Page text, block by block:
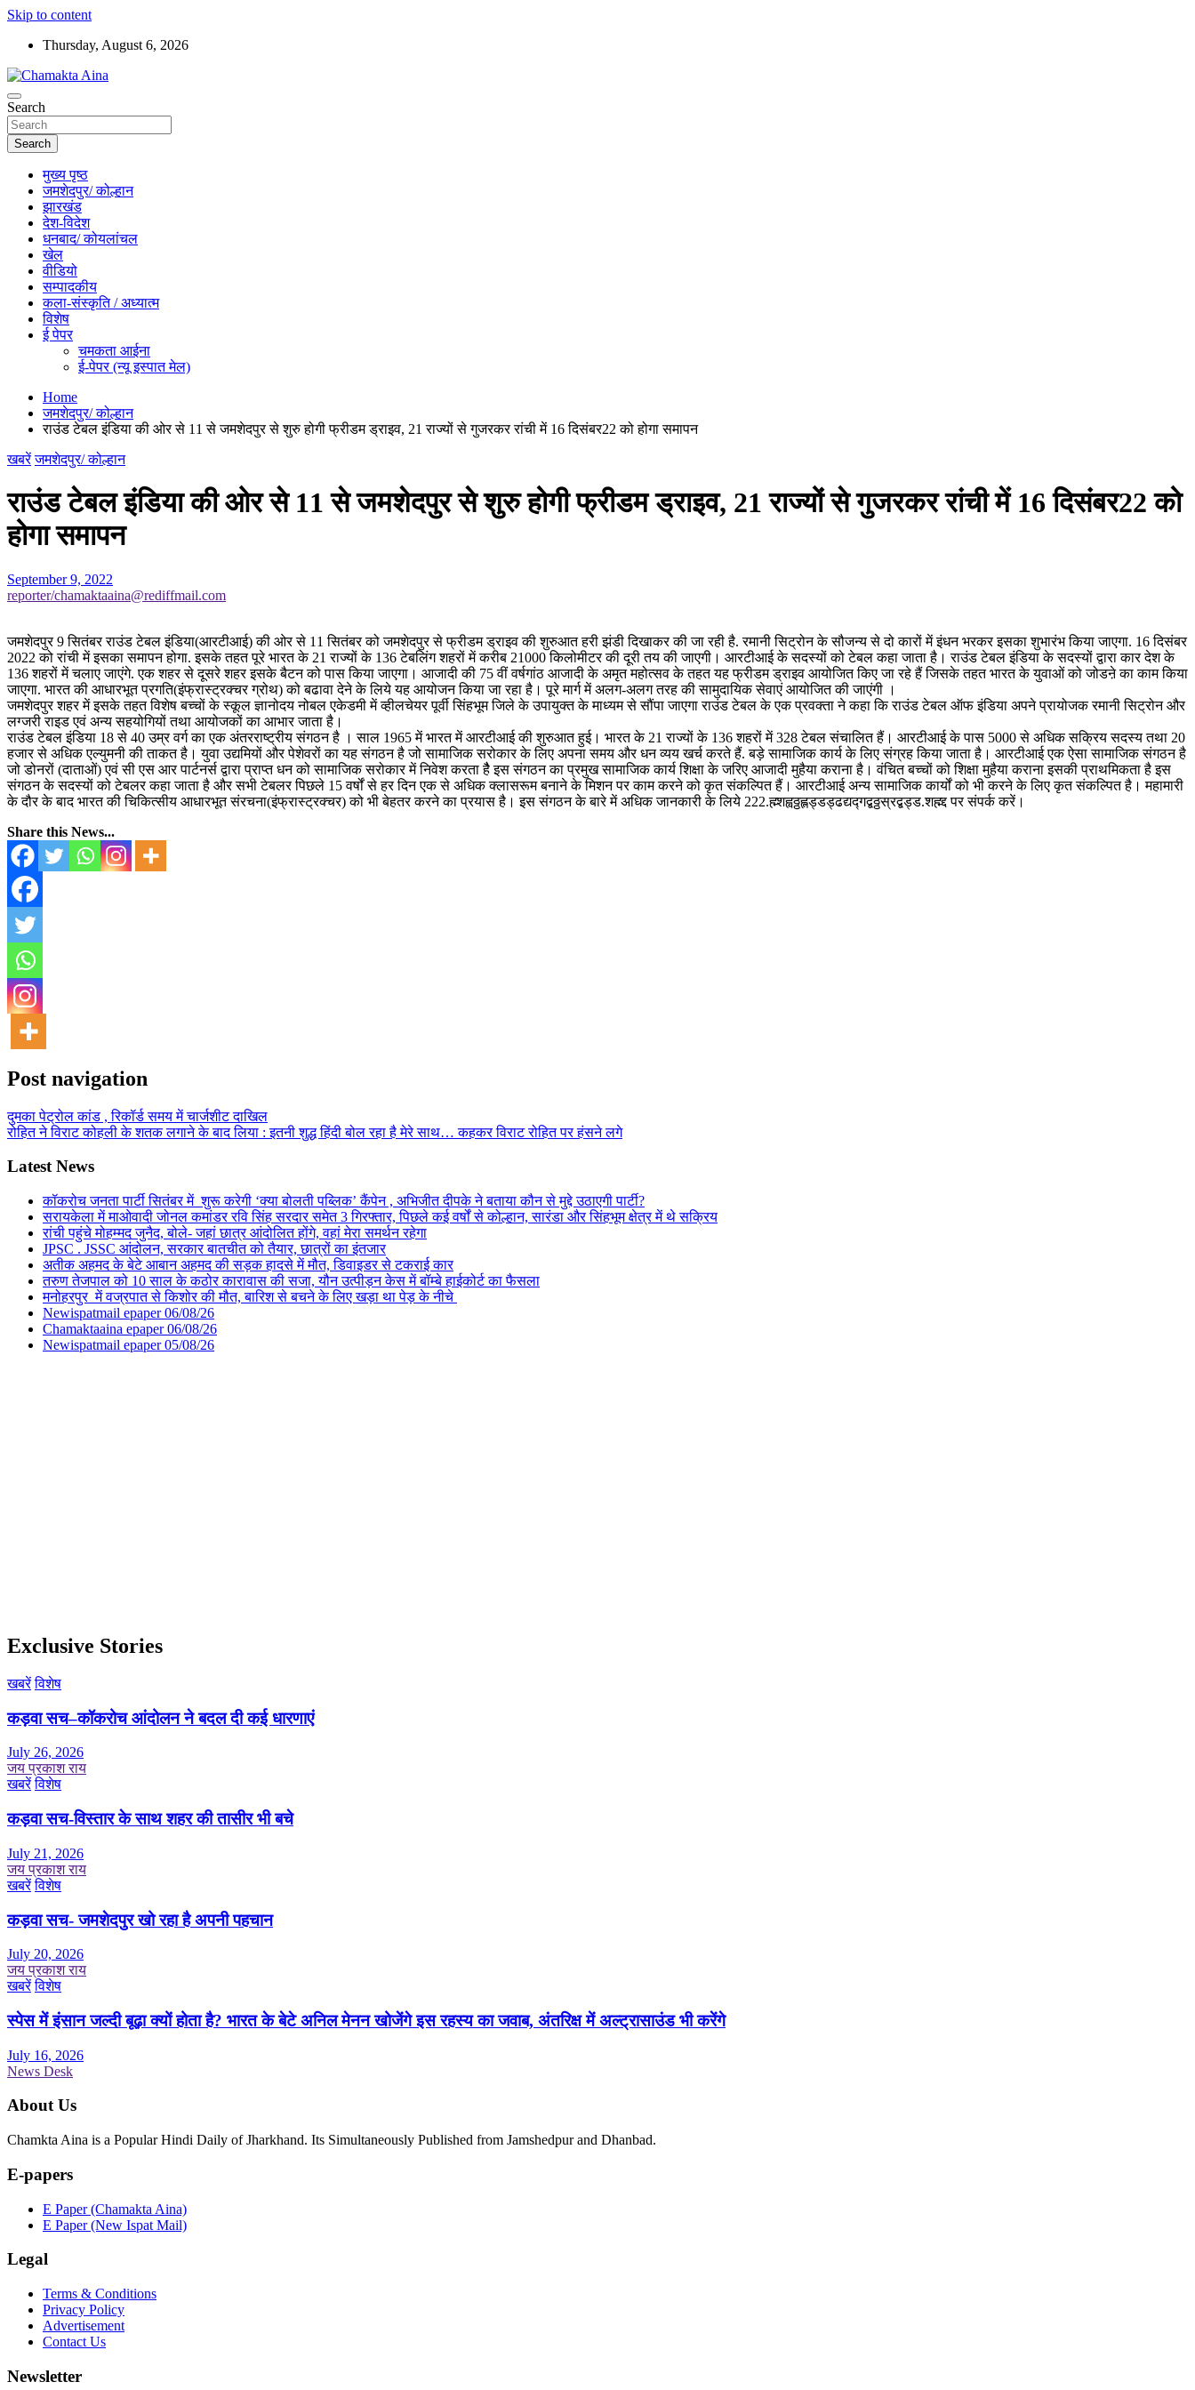
Skip to content
Thursday, August 6, 2026
Chamakta Aina
Hindi News Paper – Jharkhand
Search
Search
मुख्य पृष्ठ
जमशेदपुर/ कोल्हान
झारखंड
देश-विदेश
धनबाद/ कोयलांचल
खेल
वीडियो
सम्पादकीय
कला-संस्कृति / अध्यात्म
विशेष
ई पेपर
चमकता आईना
ई-पेपर (न्यू इस्पात मेल)
Home
जमशेदपुर/ कोल्हान
राउंड टेबल इंडिया की ओर से 11 से जमशेदपुर से शुरु होगी फ्रीडम ड्राइव, 21 राज्यों से गुजरकर रांची में 16 दिसंबर22 को होगा समापन
खबरें जमशेदपुर/ कोल्हान
राउंड टेबल इंडिया की ओर से 11 से जमशेदपुर से शुरु होगी फ्रीडम ड्राइव, 21 राज्यों से गुजरकर रांची में 16 दिसंबर22 को
होगा समापन
September 9, 2022
reporter/chamaktaaina@rediffmail.com
जमशेदपुर 9 सितंबर राउंड टेबल इंडिया(आरटीआई) की ओर से 11 सितंबर को जमशेदपुर से फ्रीडम ड्राइव की शुरुआत हरी झंडी दिखाकर की जा रही है. रमानी सिट्रोन के सौजन्य से दो कारों में इंधन भरकर इसका शुभारंभ किया जाएगा. 16 दिसंबर
2022 को रांची में इसका समापन होगा. इसके तहत पूरे भारत के 21 राज्यों के 136 टेबलिंग शहरों में करीब 21000 किलोमीटर की दूरी तय की जाएगी। आरटीआई के सदस्यों को टेबल कहा जाता है। राउंड टेबल इंडिया के सदस्यों द्वारा कार देश के
136 शहरों में चलाए जाएंगे. एक शहर से दूसरे शहर इसके बैटन को पास किया जाएगा। आजादी की 75 वीं वर्षगांठ आजादी के अमृत महोत्सव के तहत यह फ्रीडम ड्राइव आयोजित किए जा रहे हैं जिसके तहत भारत के युवाओं को जोडऩे का काम किया
जाएगा. भारत की आधारभूत प्रगति(इंफ्रास्ट्रक्चर ग्रोथ) को बढावा देने के लिये यह आयोजन किया जा रहा है। पूरे मार्ग में अलग-अलग तरह की सामुदायिक सेवाएं आयोजित की जाएंगी ।
जमशेदपुर शहर में इसके तहत विशेष बच्चों के स्कूल ज्ञानोदय नोबल एकेडमी में व्हीलचेयर पूर्वी सिंहभूम जिले के उपायुक्त के माध्यम से सौंपा जाएगा राउंड टेबल के एक प्रवक्ता ने कहा कि राउंड टेबल ऑफ इंडिया अपने प्रायोजक रमानी सिट्रोन और
लग्जरी राइड एवं अन्य सहयोगियों तथा आयोजकों का आभार जाता है।
राउंड टेबल इंडिया 18 से 40 उम्र वर्ग का एक अंतरराष्ट्रीय संगठन है । साल 1965 में भारत में आरटीआई की शुरुआत हुई। भारत के 21 राज्यों के 136 शहरों में 328 टेबल संचालित हैं। आरटीआई के पास 5000 से अधिक सक्रिय सदस्य तथा 20
हजार से अधिक एल्युमनी की ताकत है। युवा उद्यमियों और पेशेवरों का यह संगठन है जो सामाजिक सरोकार के लिए अपना समय और धन व्यय खर्च करते हैं. बड़े सामाजिक कार्य के लिए संग्रह किया जाता है। आरटीआई एक ऐसा सामाजिक संगठन है
जो डोनरों (दाताओं) एवं सी एस आर पार्टनर्स द्वारा प्राप्त धन को सामाजिक सरोकार में निवेश करता हैै इस संगठन का प्रमुख सामाजिक कार्य शिक्षा के जरिए आजादी मुहैया कराना है। वंचित बच्चों को शिक्षा मुहैया कराना इसकी प्राथमिकता है इस
संगठन के सदस्यों को टेबलर कहा जाता है और सभी टेबलर पिछले 15 वर्षों से हर दिन एक से अधिक क्लासरूम बनाने के मिशन पर काम करने को कृत संकल्पित हैं। आरटीआई अन्य सामाजिक कार्यों को भी करने के लिए कृत संकल्पित है। महामारी
के दौर के बाद भारत की चिकित्सीय आधारभूत संरचना(इंफ्रास्ट्रक्चर) को भी बेहतर करने का प्रयास है। इस संगठन के बारे में अधिक जानकारी के लिये 222.ह्म्शह्वठ्ठह्लड्डड्ढद्यद्गद्बठ्ठस्रद्बड्ड.शह्म्द्द पर संपर्क करें।
Share this News...
Post navigation
दुमका पेट्रोल कांड‌ , रिकॉर्ड समय में चार्जशीट दाखिल
रोहित ने विराट कोहली के शतक लगाने के बाद लिया : इतनी शुद्ध हिंदी बोल रहा है मेरे साथ… कहकर विराट रोहित पर हंसने लगे
Latest News
कॉकरोच जनता पार्टी सितंबर में शुरू करेगी ‘क्या बोलती पब्लिक’ कैंपेन , अभिजीत दीपके ने बताया कौन से मुद्दे उठाएगी पार्टी?
सरायकेला में माओवादी जोनल कमांडर रवि सिंह सरदार समेत 3 गिरफ्तार, पिछले कई वर्षों से कोल्हान, सारंडा और सिंहभूम क्षेत्र में थे सक्रिय
रांची पहुंचे मोहम्मद जुनैद, बोले- जहां छात्र आंदोलित होंगे, वहां मेरा समर्थन रहेगा
JPSC . JSSC आंदोलन, सरकार बातचीत को तैयार, छात्रों का इंतजार
अतीक अहमद के बेटे आबान अहमद की सड़क हादसे में मौत, डिवाइडर से टकराई कार
तरुण तेजपाल को 10 साल के कठोर कारावास की सजा, यौन उत्पीड़न केस में बॉम्बे हाईकोर्ट का फैसला
मनोहरपुर में वज्रपात से किशोर की मौत, बारिश से बचने के लिए खड़ा था पेड़ के नीचे
Newispatmail epaper 06/08/26
Chamaktaaina epaper 06/08/26
Newispatmail epaper 05/08/26
Exclusive Stories
खबरें विशेष
कड़वा सच–कॉकरोच आंदोलन ने बदल दी कई धारणाएं
July 26, 2026
जय प्रकाश राय
खबरें विशेष
कड़वा सच-विस्तार के साथ शहर की तासीर भी बचे
July 21, 2026
जय प्रकाश राय
खबरें विशेष
कड़वा सच- जमशेदपुर खो रहा है अपनी पहचान
July 20, 2026
जय प्रकाश राय
खबरें विशेष
स्पेस में इंसान जल्दी बूढ़ा क्यों होता है? भारत के बेटे अनिल मेनन खोजेंगे इस रहस्य का जवाब, अंतरिक्ष में अल्ट्रासाउंड भी करेंगे
July 16, 2026
News Desk
About Us
Chamkta Aina is a Popular Hindi Daily of Jharkhand. Its Simultaneously Published from Jamshedpur and Dhanbad.
E-papers
E Paper (Chamakta Aina)
E Paper (New Ispat Mail)
Legal
Terms & Conditions
Privacy Policy
Advertisement
Contact Us
Newsletter